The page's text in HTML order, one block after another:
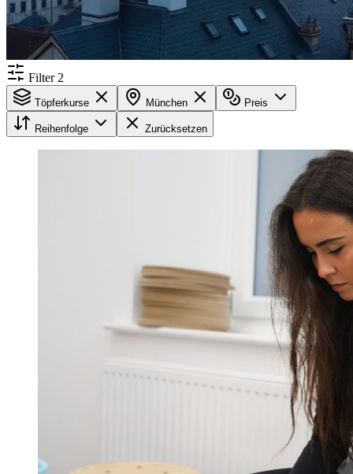
Filter 2
Töpferkurse München Preis
Reihenfolge Zurücksetzen